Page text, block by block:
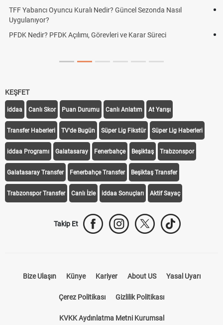
Deplasman Golü Kuralı Nedir? Hangi Organizasyonlarda
Uygulanıyor?
DGS Sonuçları Ne Zaman Açıklanacak 2026? ÖSYM Sonuç
KEŞFET
iddaa Canlı Skor Puan Durumu Canlı Anlatım At Yarışı
Transfer Haberleri TV'de Bugün Süper Lig Fikstür Süper Lig Haberleri
iddaa Programı Galatasaray Fenerbahçe Beşiktaş Trabzonspor
Galatasaray Transfer Fenerbahçe Transfer Beşiktaş Transfer
Trabzonspor Transfer Canlı İzle iddaa Sonuçları Aktif Sayaç
Takip Et
Bize Ulaşın Künye Kariyer About US Yasal Uyarı
Çerez Politikası Gizlilik Politikası
KVKK Aydınlatma Metni Kurumsal